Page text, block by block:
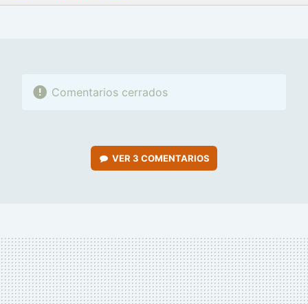
FACEBOOK
TWITTERFLIPBOARD
E-
WHATSAPP
Comentarios cerrados
VER 3 COMENTARIOS